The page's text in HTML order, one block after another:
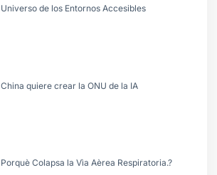
Universo de los Entornos Accesibles
China quiere crear la ONU de la IA
Porquè Colapsa la Vìa Aèrea Respiratoria.?